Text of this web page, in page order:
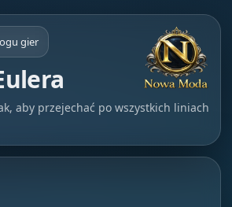
gier
aby przejechać po wszystkich liniach